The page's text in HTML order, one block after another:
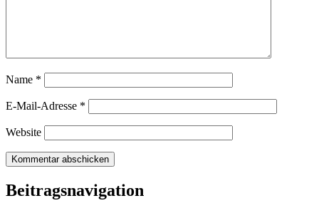
Name *
E-Mail-Adresse *
Website
Beitragsnavigation